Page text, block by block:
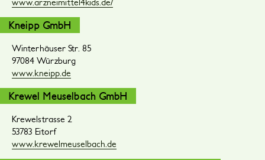
www.arzneimittel4kids.de/
Kneipp GmbH
Winterhäuser Str. 85
97084 Würzburg
www.kneipp.de
Krewel Meuselbach GmbH
Krewelstrasse 2
53783 Eitorf
www.krewelmeuselbach.de